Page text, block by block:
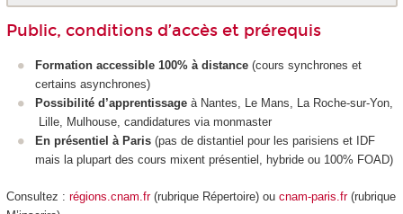
Public, conditions d’accès et prérequis
Formation accessible 100% à distance (cours synchrones et
certains asynchrones)
Possibilité d’apprentissage à Nantes, Le Mans, La Roche-sur-Yon,
Lille, Mulhouse, candidatures via monmaster
En présentiel à Paris (pas de distantiel pour les parisiens et IDF
mais la plupart des cours mixent présentiel, hybride ou 100% FOAD)
Consultez : régions.cnam.fr(rubrique Répertoire) ou cnam-paris.fr(rubrique